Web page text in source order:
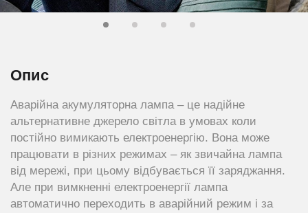
Опис
Аварійна акумуляторна лампа – це надійне
альтернативне джерело світла в умовах коли
постійно вимикають електроенергію. Вона може
працювати в різних режимах – як звичайна лампа
від мережі, при цьому відбувається її заряджання.
Але при вимкненні електроенергії лампа
автоматично переходить в аварійний режим і за